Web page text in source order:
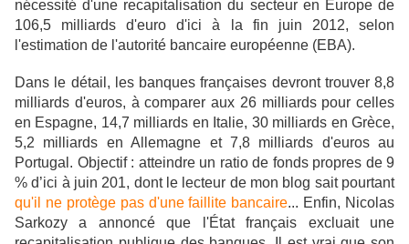
nécessité d'une recapitalisation du secteur en Europe de
106,5 milliards d'euro d'ici à la fin juin 2012, selon
l'estimation de l'autorité bancaire européenne (EBA).
Dans le détail, les banques françaises devront trouver 8,8
milliards d'euros, à comparer aux 26 milliards pour celles
en Espagne, 14,7 milliards en Italie, 30 milliards en Grèce,
5,2 milliards en Allemagne et 7,8 milliards d'euros au
Portugal. Objectif : atteindre un ratio de fonds propres de 9
% d’ici à juin 201, dont le lecteur de mon blog sait pourtant
qu'il ne protège pas d'une faillite bancaire... Enfin, Nicolas
Sarkozy a annoncé que l'État français excluait une